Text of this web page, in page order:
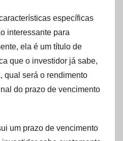
específicas
interessante para
ela é um título de
que o investidor já sabe,
qual será o rendimento
do prazo de vencimento
um prazo de vencimento